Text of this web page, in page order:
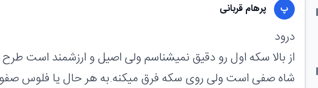
پ پرهام قربانی
درود
از بالا سکه اول رو دقیق نمیشناسم ولی اصیل و ارزشمند
شاه صفی است ولی روی سکه فرق میکنه.به هر حال یا فلوس